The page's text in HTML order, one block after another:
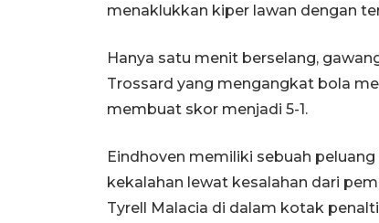
menaklukkan kiper lawan dengan
Hanya satu menit berselang,
Trossard yang mengangkat bola
membuat skor menjadi 5-1.
Eindhoven memiliki sebuah
kekalahan lewat kesalahan dari
Tyrell Malacia di dalam kotak